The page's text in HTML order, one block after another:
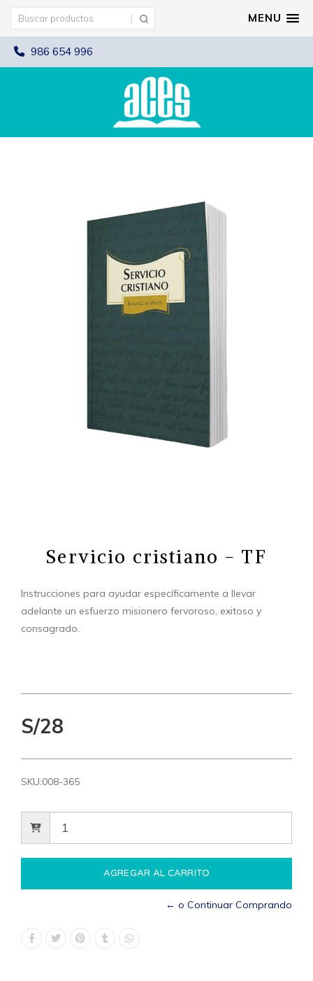
MENU
986 654 996
Servicio cristiano - TF
Instrucciones para ayudar específicamente a llevar
adelante un esfuerzo misionero fervoroso, exitoso y
consagrado.
S/28
SKU:008-365
← o Continuar Comprando